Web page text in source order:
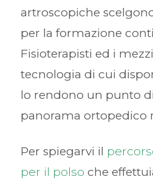
artroscopiche
per la formazione
Fisioterapisti ed i
tecnologia di cui
lo rendono un punto
panorama ortopedico
Per spiegarvi il
per il polso che